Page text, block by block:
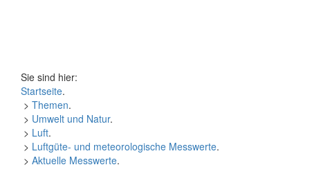
Sie sind hier:
Startseite.
> Themen.
> Umwelt und Natur.
> Luft.
> Luftgüte- und meteorologische Messwerte.
> Aktuelle Messwerte.